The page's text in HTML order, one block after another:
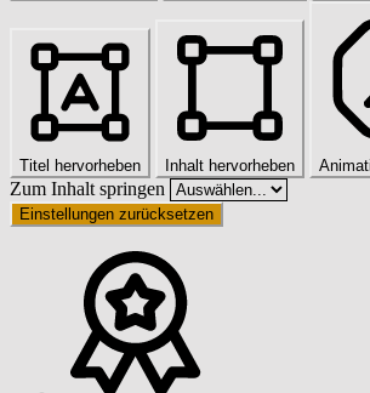
Titel hervorheben Inhalt hervorheben
Zum Inhalt springen
Einstellungen zurücksetzen